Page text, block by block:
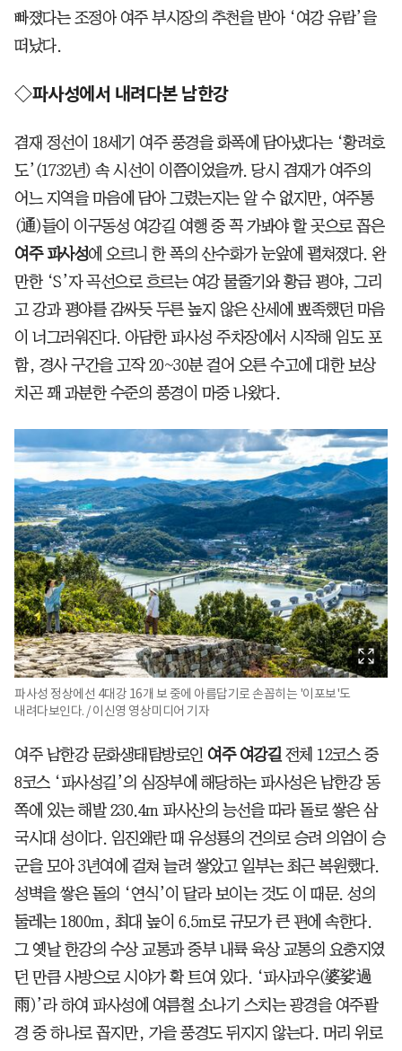
빠졌다는 조정아 여주 부시장의 추천을 받아 ‘여강 유람’을
떠났다.
◇파사성에서 내려다본 남한강
겸재 정선이 18세기 여주 풍경을 화폭에 담아냈다는 ‘황려호
도’(1732년) 속 시선이 이쯤이었을까. 당시 겸재가 여주의
어느 지역을 마음에 담아 그렸는지는 알 수 없지만, 여주통
(通)들이 이구동성 여강길 여행 중 꼭 가봐야 할 곳으로 꼽은
여주 파사성에 오르니 한 폭의 산수화가 눈앞에 펼쳐졌다. 완
만한 ‘S’자 곡선으로 흐르는 여강 물줄기와 황금 평야, 그리
고 강과 평야를 감싸듯 두른 높지 않은 산세에 뾰족했던 마음
이 너그러워진다. 아담한 파사성 주차장에서 시작해 임도 포
함, 경사 구간을 고작 20~30분 걸어 오른 수고에 대한 보상
치곤 꽤 과분한 수준의 풍경이 마중 나왔다.
파사성 정상에선 4대강 16개 보 중에 아름답기로 손꼽히는 '이포보'도
내려다보인다. / 이신영 영상미디어 기자
여주 남한강 문화생태탐방로인 여주 여강길 전체 12코스 중
8코스 ‘파사성길’의 심장부에 해당하는 파사성은 남한강 동
쪽에 있는 해발 230.4m 파사산의 능선을 따라 돌로 쌓은 삼
국시대 성이다. 임진왜란 때 유성룡의 건의로 승려 의엄이 승
군을 모아 3년여에 걸쳐 늘려 쌓았고 일부는 최근 복원했다.
성벽을 쌓은 돌의 ‘연식’이 달라 보이는 것도 이 때문. 성의
둘레는 1800m, 최대 높이 6.5m로 규모가 큰 편에 속한다.
그 옛날 한강의 수상 교통과 중부 내륙 육상 교통의 요충지였
던 만큼 사방으로 시야가 확 트여 있다. ‘파사과우(婆娑過
雨)’라 하여 파사성에 여름철 소나기 스치는 광경을 여주팔
경 중 하나로 꼽지만, 가을 풍경도 뒤지지 않는다. 머리 위로